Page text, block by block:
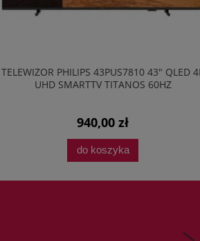
TELEWIZOR PHILIPS 43PUS7810 43" QLED
UHD SMARTTV TITANOS 60HZ
940,00 zł
do koszyka